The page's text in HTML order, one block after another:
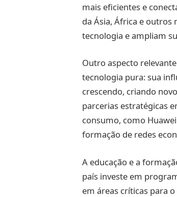
mais eficientes e
da Ásia, África e outros
tecnologia e ampliam
Outro aspecto
tecnologia pura: sua
crescendo, criando
parcerias estratégicas
consumo, como
formação de redes
A educação e a
país investe em
em áreas críticas para